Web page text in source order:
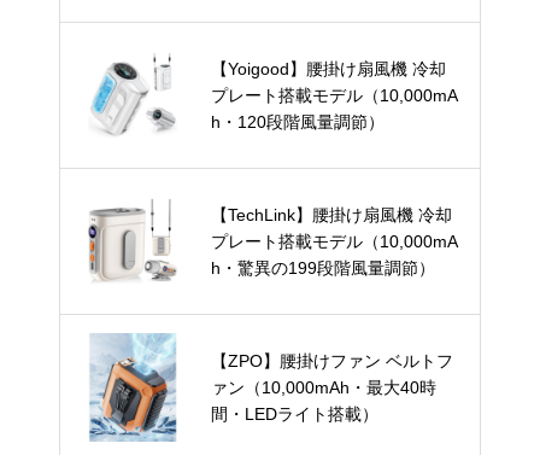
【Yoigood】腰掛け扇風機 冷却
プレート搭載モデル（10,000mA
h・120段階風量調節）
【TechLink】腰掛け扇風機 冷却
プレート搭載モデル（10,000mA
h・驚異の199段階風量調節）
【ZPO】腰掛けファン ベルトフ
ァン（10,000mAh・最大40時
間・LEDライト搭載）